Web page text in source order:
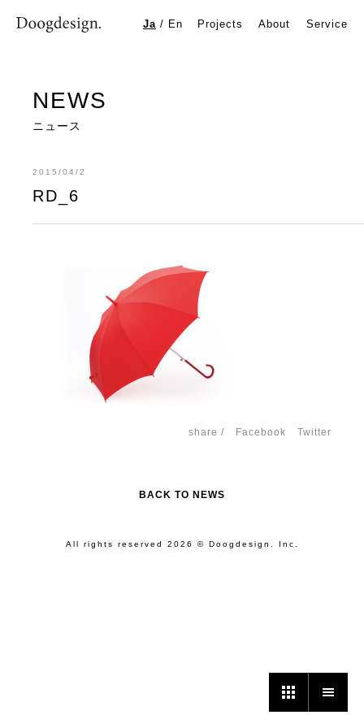
Ja / En Projects About Service
NEWS
ニュース
2015/04/2
RD_6
share / Facebook Twitter
BACK TO NEWS
All rights reserved 2026 © Doogdesign. Inc.